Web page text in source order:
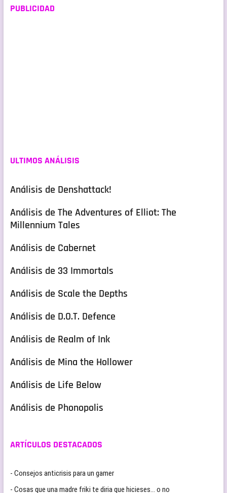
PUBLICIDAD
ULTIMOS ANÁLISIS
Análisis de Denshattack!
Análisis de The Adventures of Elliot: The
Millennium Tales
Análisis de Cabernet
Análisis de 33 Immortals
Análisis de Scale the Depths
Análisis de D.O.T. Defence
Análisis de Realm of Ink
Análisis de Mina the Hollower
Análisis de Life Below
Análisis de Phonopolis
ARTÍCULOS DESTACADOS
- Consejos anticrisis para un gamer
- Cosas que una madre friki te diria que hicieses… o no